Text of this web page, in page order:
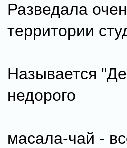
Разведала
территории
Называется
недорого
масала-чай -